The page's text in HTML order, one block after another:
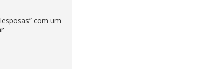
com um